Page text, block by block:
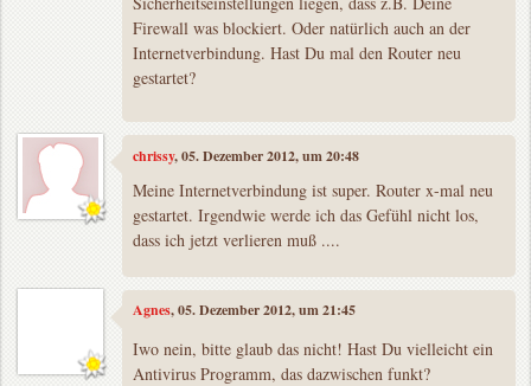
Firewall was blockiert. Oder natürlich auch an der
Internetverbindung. Hast Du mal den Router neu
gestartet?
chrissy, 05. Dezember 2012, um 20:48
Meine Internetverbindung ist super. Router x-mal neu
gestartet. Irgendwie werde ich das Gefühl nicht los,
dass ich jetzt verlieren muß ....
Agnes, 05. Dezember 2012, um 21:45
Iwo nein, bitte glaub das nicht! Hast Du vielleicht ein
Antivirus Programm, das dazwischen funkt?